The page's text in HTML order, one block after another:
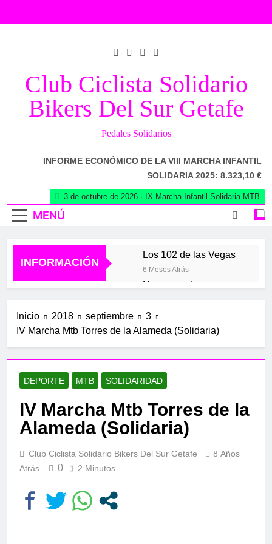
Club Ciclista Solidario
Bikers Del Sur Getafe
Pedales Solidarios
INFORME ECONÓMICO DE LA VIII MARCHA INFANTIL
SOLIDARIA 2025: 8.323,10 €
MENÚ
3 de octubre de 2026 · IX Marcha Infantil Solidaria MTB
INFORMACIÓN
Los 102 de las Vegas
6 Meses Atrás
Navacerrada
Mirador de los Buitres
1 Año Atrás
El Piélago y Casillas
1 Año Atrás
El Molino
1 Año Atrás
Valdelaguna+
1 Año Atrás
Carabaña –
Valdilecha
Inicio 2018 septiembre
3
IV Marcha Mtb Torres de la Alameda (Solidaria)
DEPORTE MTB SOLIDARIDAD
IV Marcha Mtb Torres de la
Alameda (Solidaria)
Club Ciclista Solidario Bikers Del Sur Getafe
8 Años
Atrás
0 2 Minutos